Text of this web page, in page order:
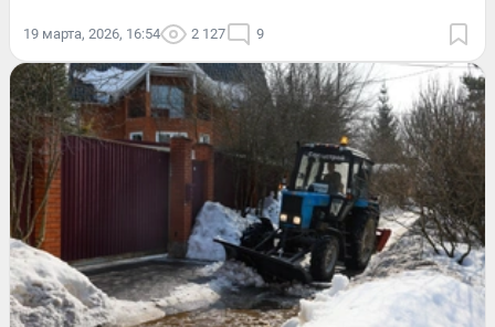
19 марта, 2026, 16:54 2 127 9